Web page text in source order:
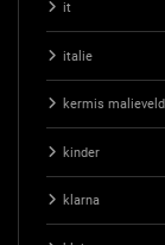
it
italie
kermis malieveld
kinder
klarna